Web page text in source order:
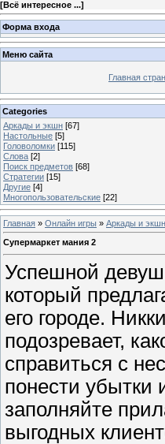
[Всё интересное ...]
Форма входа
Меню сайта
Главная
Categories
Аркады и экшн [67]
Настольные [5]
Головоломки [115]
Слова [2]
Поиск предметов [68]
Стратегии [15]
Другие [4]
Многопользовательские [22]
Главная » Онлайн игры » Аркады и экшн
Супермаркет мания 2
Успешной
который
его городе.
подозревает,
справиться с
понести убытки
заполняйте
выгодных